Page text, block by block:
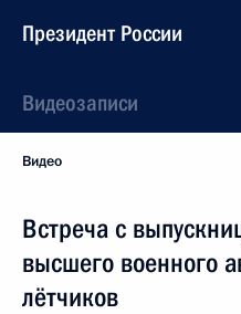
Президент России
Видеозаписи
Видео
Встреча с
высшего военного
лётчиков